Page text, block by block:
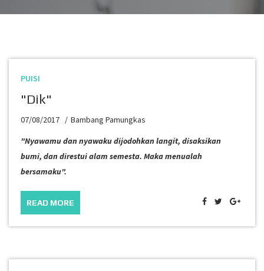
PUISI
"Dik"
07/08/2017
Bambang Pamungkas
"Nyawamu dan nyawaku dijodohkan langit, disaksikan
bumi, dan direstui alam semesta. Maka menualah
bersamaku".
READ MORE